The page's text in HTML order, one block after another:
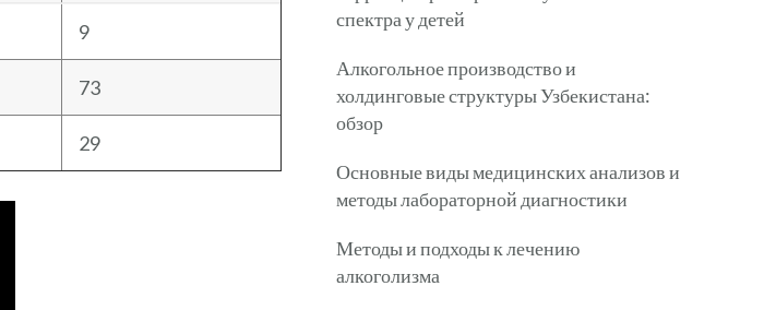
9
73
29
спектра у детей
Алкогольное производство и
холдинговые структуры Узбекистана:
обзор
Основные виды медицинских анализов и
методы лабораторной диагностики
Методы и подходы к лечению
алкоголизма